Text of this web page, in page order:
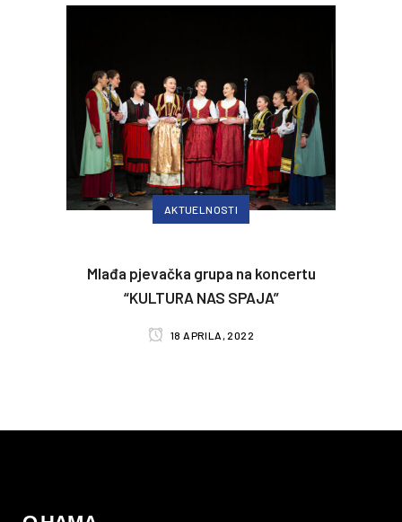
AKTUELNOSTI
Mlađa pjevačka grupa na koncertu
“KULTURA NAS SPAJA”
18 APRILA, 2022